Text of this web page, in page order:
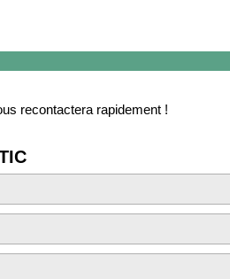
recontactera rapidement !